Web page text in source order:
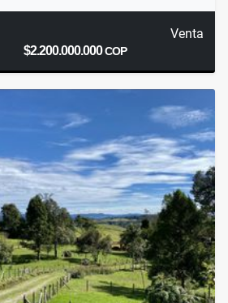
Venta
$2.200.000.000COP